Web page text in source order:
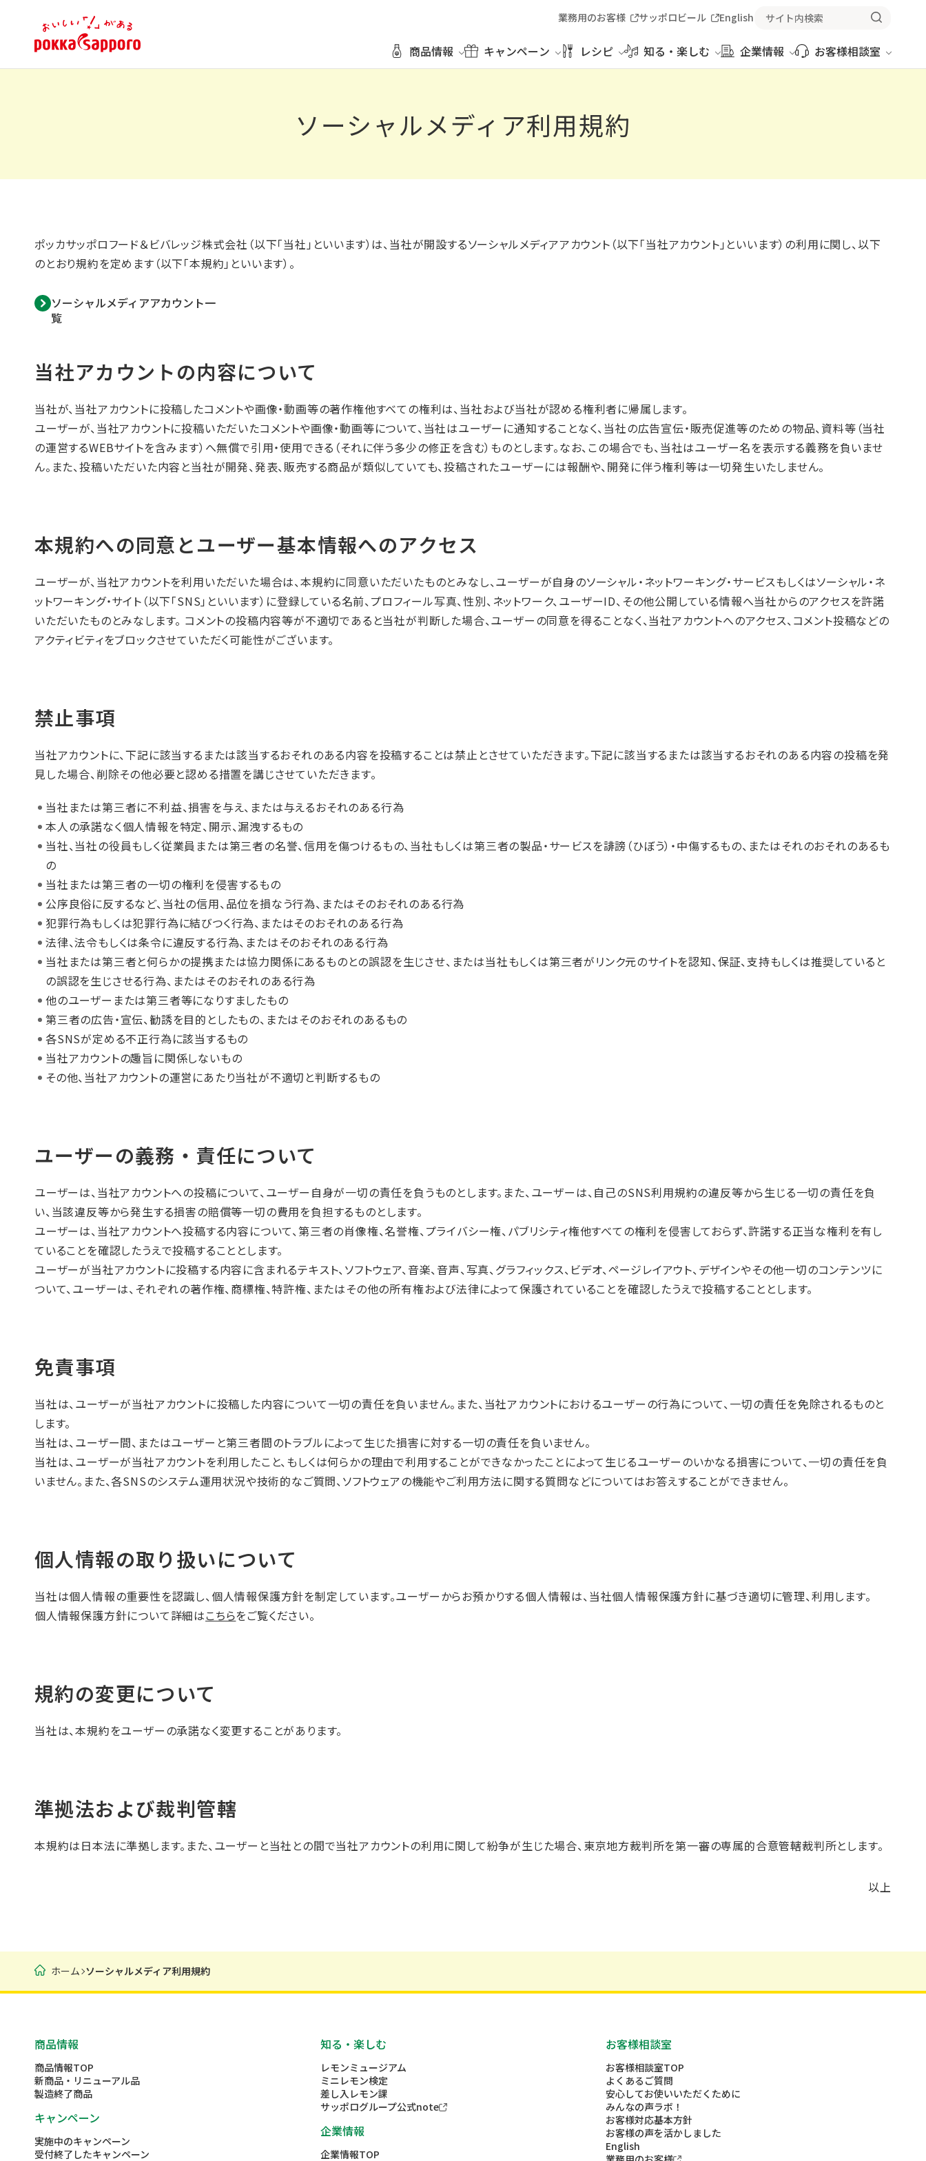
商品情報 キャンペーン レシピ 知る・楽しむ 企業情報 お客様相談室
業務用のお客様 サッポロビール English
ソーシャルメディア利用規約
ポッカサッポロフード＆ビバレッジ株式会社（以下「当社」といいます）は、当社が開設するソーシャルメディアアカウント（以下「当社アカウント」といいます）の利用に関し、以下
のとおり規約を定めます（以下「本規約」といいます）。
ソーシャルメディアアカウント一
覧
当社アカウントの内容について
当社が、当社アカウントに投稿したコメントや画像・動画等の著作権他すべての権利は、当社および当社が認める権利者に帰属します。
ユーザーが、当社アカウントに投稿いただいたコメントや画像・動画等について、当社はユーザーに通知することなく、当社の広告宣伝・販売促進等のための物品、資料等（当社
の運営するWEBサイトを含みます）へ無償で引用・使用できる（それに伴う多少の修正を含む）ものとします。なお、この場合でも、当社はユーザー名を表示する義務を負いませ
ん。また、投稿いただいた内容と当社が開発、発表、販売する商品が類似していても、投稿されたユーザーには報酬や、開発に伴う権利等は一切発生いたしません。
本規約への同意とユーザー基本情報へのアクセス
ユーザーが、当社アカウントを利用いただいた場合は、本規約に同意いただいたものとみなし、ユーザーが自身のソーシャル・ネットワーキング・サービスもしくはソーシャル・ネ
ットワーキング・サイト（以下「SNS」といいます）に登録している名前、プロフィール写真、性別、ネットワーク、ユーザーID、その他公開している情報へ当社からのアクセスを許諾
いただいたものとみなします。 コメントの投稿内容等が不適切であると当社が判断した場合、ユーザーの同意を得ることなく、当社アカウントへのアクセス、コメント投稿などの
アクティビティをブロックさせていただく可能性がございます。
禁止事項
当社アカウントに、下記に該当するまたは該当するおそれのある内容を投稿することは禁止とさせていただきます。下記に該当するまたは該当するおそれのある内容の投稿を発
見した場合、削除その他必要と認める措置を講じさせていただきます。
当社または第三者に不利益、損害を与え、または与えるおそれのある行為
本人の承諾なく個人情報を特定、開示、漏洩するもの
当社、当社の役員もしく従業員または第三者の名誉、信用を傷つけるもの、当社もしくは第三者の製品・サービスを誹謗（ひぼう）・中傷するもの、またはそれのおそれのあるも
の
当社または第三者の一切の権利を侵害するもの
公序良俗に反するなど、当社の信用、品位を損なう行為、またはそのおそれのある行為
犯罪行為もしくは犯罪行為に結びつく行為、またはそのおそれのある行為
法律、法令もしくは条令に違反する行為、またはそのおそれのある行為
当社または第三者と何らかの提携または協力関係にあるものとの誤認を生じさせ、または当社もしくは第三者がリンク元のサイトを認知、保証、支持もしくは推奨していると
の誤認を生じさせる行為、またはそのおそれのある行為
他のユーザーまたは第三者等になりすましたもの
第三者の広告・宣伝、勧誘を目的としたもの、またはそのおそれのあるもの
各SNSが定める不正行為に該当するもの
当社アカウントの趣旨に関係しないもの
その他、当社アカウントの運営にあたり当社が不適切と判断するもの
ユーザーの義務・責任について
ユーザーは、当社アカウントへの投稿について、ユーザー自身が一切の責任を負うものとします。また、ユーザーは、自己のSNS利用規約の違反等から生じる一切の責任を負
い、当該違反等から発生する損害の賠償等一切の費用を負担するものとします。
ユーザーは、当社アカウントへ投稿する内容について、第三者の肖像権、名誉権、プライバシー権、パブリシティ権他すべての権利を侵害しておらず、許諾する正当な権利を有し
ていることを確認したうえで投稿することとします。
ユーザーが当社アカウントに投稿する内容に含まれるテキスト、ソフトウェア、音楽、音声、写真、グラフィックス、ビデオ、ページレイアウト、デザインやその他一切のコンテンツに
ついて、ユーザーは、それぞれの著作権、商標権、特許権、またはその他の所有権および法律によって保護されていることを確認したうえで投稿することとします。
免責事項
当社は、ユーザーが当社アカウントに投稿した内容について一切の責任を負いません。また、当社アカウントにおけるユーザーの行為について、一切の責任を免除されるものと
します。
当社は、ユーザー間、またはユーザーと第三者間のトラブルによって生じた損害に対する一切の責任を負いません。
当社は、ユーザーが当社アカウントを利用したこと、もしくは何らかの理由で利用することができなかったことによって生じるユーザーのいかなる損害について、一切の責任を負
いません。また、各SNSのシステム運用状況や技術的なご質問、ソフトウェアの機能やご利用方法に関する質問などについてはお答えすることができません。
個人情報の取り扱いについて
当社は個人情報の重要性を認識し、個人情報保護方針を制定しています。ユーザーからお預かりする個人情報は、当社個人情報保護方針に基づき適切に管理、利用します。
個人情報保護方針について詳細はこちらをご覧ください。
規約の変更について
当社は、本規約をユーザーの承諾なく変更することがあります。
準拠法および裁判管轄
本規約は日本法に準拠します。また、ユーザーと当社との間で当社アカウントの利用に関して紛争が生じた場合、東京地方裁判所を第一審の専属的合意管轄裁判所とします。
以上
ホーム ソーシャルメディア利用規約
商品情報
商品情報TOP
新商品・リニューアル品
製造終了商品
キャンペーン
実施中のキャンペーン
受付終了したキャンペーン
知る・楽しむ
レモンミュージアム
ミニレモン検定
差し入レモン課
サッポログループ公式note
企業情報
企業情報TOP
お客様相談室
お客様相談室TOP
よくあるご質問
安心してお使いいただくために
みんなの声ラボ！
お客様対応基本方針
お客様の声を活かしました
English